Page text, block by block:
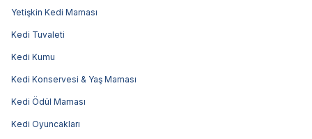
Yetişkin Kedi Maması
Kedi Tuvaleti
Kedi Kumu
Kedi Konservesi & Yaş Maması
Kedi Ödül Maması
Kedi Oyuncakları